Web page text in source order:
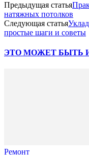
Предыдущая статья
натяжных потолков
Следующая статья
простые шаги и советы
ЭТО МОЖЕТ БЫТЬ
Ремонт